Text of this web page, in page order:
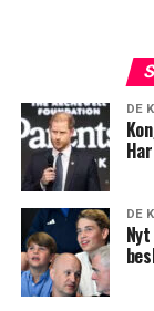
DE
DE